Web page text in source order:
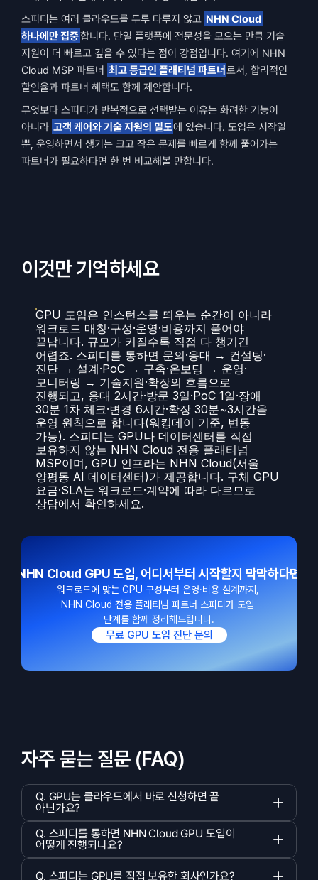
스피디는 여러 클라우드를 두루 다루지 않고 NHN Cloud
하나에만 집중합니다. 단일 플랫폼에 전문성을 모으는 만큼 기술
지원이 더 빠르고 깊을 수 있다는 점이 강점입니다. 여기에 NHN
Cloud MSP 파트너 최고 등급인 플래티넘 파트너 로서, 합리적인
할인율과 파트너 혜택도 함께 제안합니다.
무엇보다 스피디가 반복적으로 선택받는 이유는 화려한 기능이
아니라 고객 케어와 기술 지원의 밀도에 있습니다. 도입은 시작일
뿐, 운영하면서 생기는 크고 작은 문제를 빠르게 함께 풀어가는
파트너가 필요하다면 한 번 비교해볼 만합니다.
이것만 기억하세요
GPU 도입은 인스턴스를 띄우는 순간이 아니라
워크로드 매칭·구성·운영·비용까지 풀어야
끝납니다. 규모가 커질수록 직접 다 챙기긴
어렵죠. 스피디를 통하면 문의·응대 → 컨설팅·
진단 → 설계·PoC → 구축·온보딩 → 운영·
모니터링 → 기술지원·확장의 흐름으로
진행되고, 응대 2시간·방문 3일·PoC 1일·장애
30분 1차 체크·변경 6시간·확장 30분~3시간을
운영 원칙으로 합니다(워킹데이 기준, 변동
가능). 스피디는 GPU나 데이터센터를 직접
보유하지 않는 NHN Cloud 전용 플래티넘
MSP이며, GPU 인프라는 NHN Cloud(서울
양평동 AI 데이터센터)가 제공합니다. 구체 GPU
요금·SLA는 워크로드·계약에 따라 다르므로
상담에서 확인하세요.
NHN Cloud GPU 도입, 어디서부터 시작할지 막막하다면
워크로드에 맞는 GPU 구성부터 운영·비용 설계까지,
NHN Cloud 전용 플래티넘 파트너 스피디가 도입
단계를 함께 정리해드립니다.
무료 GPU 도입 진단 문의
자주 묻는 질문 (FAQ)
Q. GPU는 클라우드에서 바로 신청하면 끝
아닌가요?
Q. 스피디를 통하면 NHN Cloud GPU 도입이
어떻게 진행되나요?
Q. 스피디는 GPU를 직접 보유한 회사인가요?